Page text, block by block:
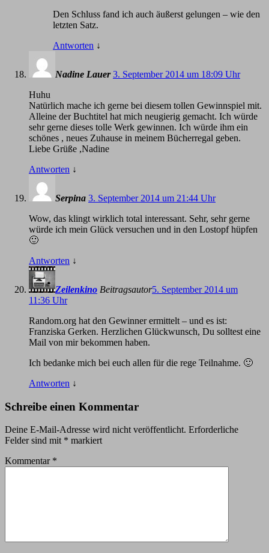
Den Schluss fand ich auch äußerst gelungen – wie den
letzten Satz.
Antworten ↓
Nadine Lauer 3. September 2014 um 18:09 Uhr
Huhu
Natürlich mache ich gerne bei diesem tollen Gewinnspiel mit.
Alleine der Buchtitel hat mich neugierig gemacht. Ich würde
sehr gerne dieses tolle Werk gewinnen. Ich würde ihm ein
schönes , neues Zuhause in meinem Bücherregal geben.
Liebe Grüße ,Nadine
Antworten ↓
Serpina 3. September 2014 um 21:44 Uhr
Wow, das klingt wirklich total interessant. Sehr, sehr gerne
würde ich mein Glück versuchen und in den Lostopf hüpfen
🙂
Antworten ↓
Zeilenkino Beitragsautor5. September 2014 um
11:36 Uhr
Random.org hat den Gewinner ermittelt – und es ist:
Franziska Gerken. Herzlichen Glückwunsch, Du solltest eine
Mail von mir bekommen haben.
Ich bedanke mich bei euch allen für die rege Teilnahme. 🙂
Antworten ↓
Schreibe einen Kommentar
Deine E-Mail-Adresse wird nicht veröffentlicht. Erforderliche
Felder sind mit * markiert
Kommentar *